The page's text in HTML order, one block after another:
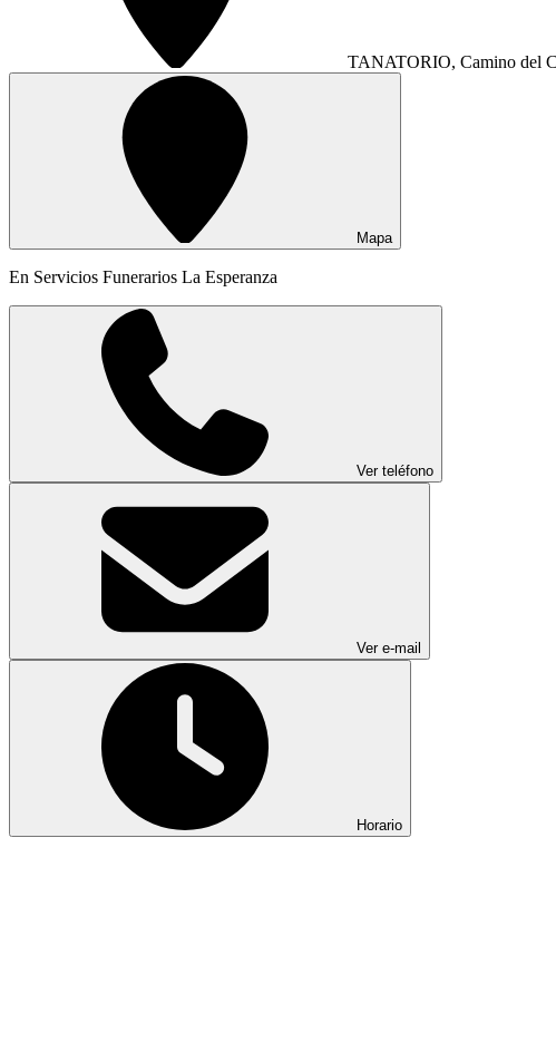
TANATORIO, Camino del
Mapa
En Servicios Funerarios La Esperanza
Ver teléfono
Ver e-mail
Horario